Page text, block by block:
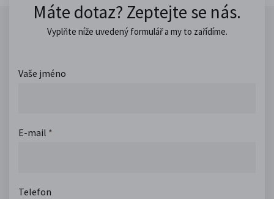
Máte dotaz? Zeptejte se nás.
Vyplňte níže uvedený formulář a my to zařídíme.
Vaše jméno
E-mail *
Telefon